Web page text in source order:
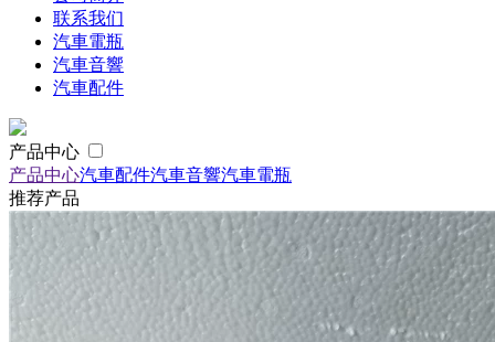
联系我们
汽車電瓶
汽車音響
汽車配件
产品中心
产品中心汽車配件汽車音響汽車電瓶
推荐产品